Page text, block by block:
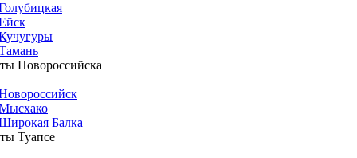
Новороссийска
Балка
Туапсе